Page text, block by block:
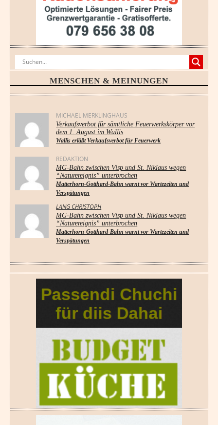
MENSCHEN & MEINUNGEN
MICHAEL MERKLINGHAUS
Verkaufsverbot für sämtliche Feuerwerkskörper vor
dem 1. August im Wallis
Wallis erläßt Verkaufsverbot für Feuerwerk
REDAKTION
MG-Bahn zwischen Visp und St. Niklaus wegen
“Naturereignis” unterbrochen
Matterhorn-Gotthard-Bahn warnt vor Wartezeiten und
Verspätungen
LANG CHRISTOPH
MG-Bahn zwischen Visp und St. Niklaus wegen
“Naturereignis” unterbrochen
Matterhorn-Gotthard-Bahn warnt vor Wartezeiten und
Verspätungen